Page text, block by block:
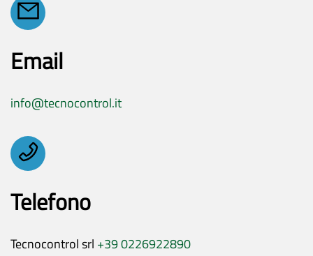
Email
info@tecnocontrol.it
Telefono
Tecnocontrol srl +39 0226922890